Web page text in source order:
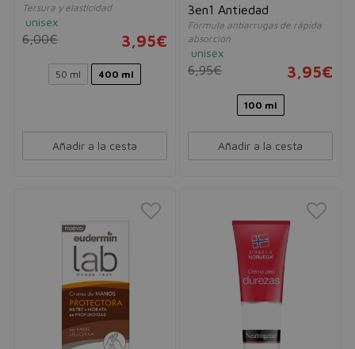
Tersura y elasticidad
unisex
6,00€ 3,95€
50 ml 400 ml
Añadir a la cesta
3en1 Antiedad
Fórmula antiarrugas de rápida
absorción
unisex
6,95€ 3,95€
100 ml
Añadir a la cesta